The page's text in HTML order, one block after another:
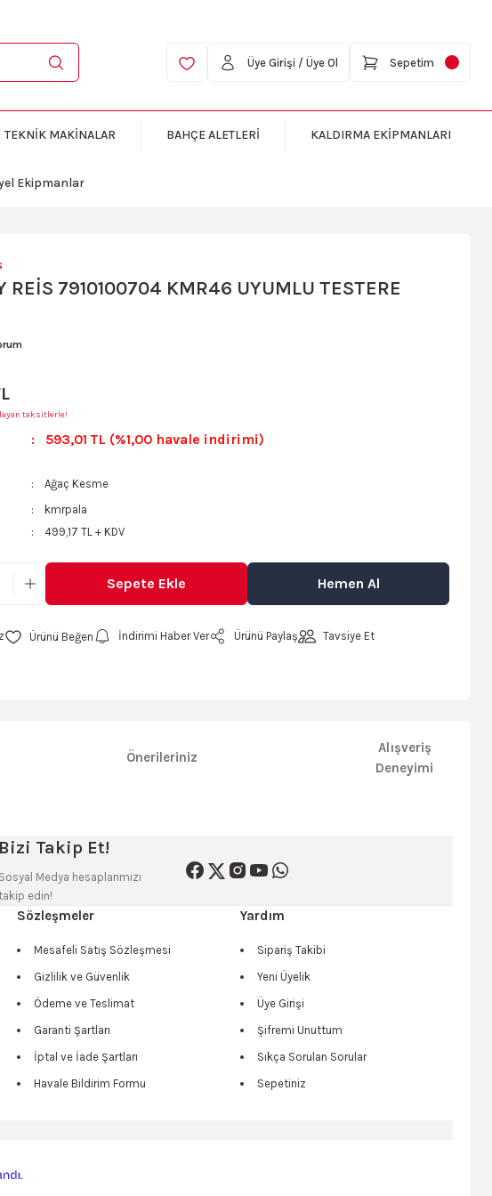
Üye Girişi / Üye Ol Sepetim
TEKNİK MAKİNALAR BAHÇE ALETLERİ KALDIRMA EKİPMANLARI
Ekipmanlar
REİS 7910100704 KMR46 UYUMLU TESTERE
taksitlerle!
593,01 TL (%1,00 havale indirimi)
Ağaç Kesme
kmrpala
499,17 TL + KDV
Sepete Ekle Hemen Al
İndirimi Haber Ver Ürünü Paylaş Tavsiye Et
Önerileriniz
Alışveriş
Deneyimi
iletebilirsiniz.
Bizi Takip Et!
Sosyal Medya hesaplarımızı
takip edin!
Sözleşmeler
Mesafeli Satış Sözleşmesi
Gizlilik ve Güvenlik
Ödeme ve Teslimat
Garanti Şartları
İptal ve İade Şartları
Havale Bildirim Formu
Yardım
Sipariş Takibi
Yeni Üyelik
Üye Girişi
Şifremi Unuttum
Sıkça Sorulan Sorular
Sepetiniz